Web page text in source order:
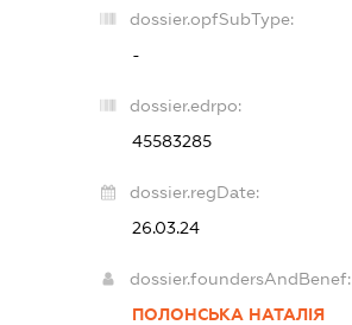
dossier.opfSubType:
-
dossier.edrpo:
45583285
dossier.regDate:
26.03.24
dossier.foundersAndBenef:
ПОЛОНСЬКА НАТАЛІЯ